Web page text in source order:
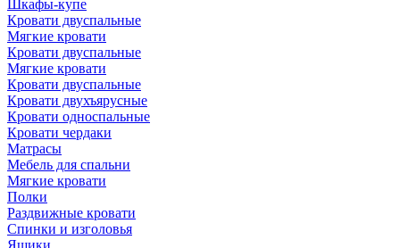
Шкафы-купе
Кровати двуспальные
Мягкие кровати
Кровати двуспальные
Мягкие кровати
Кровати двуспальные
Кровати двухъярусные
Кровати односпальные
Кровати чердаки
Матрасы
Мебель для спальни
Мягкие кровати
Полки
Раздвижные кровати
Спинки и изголовья
Ящики